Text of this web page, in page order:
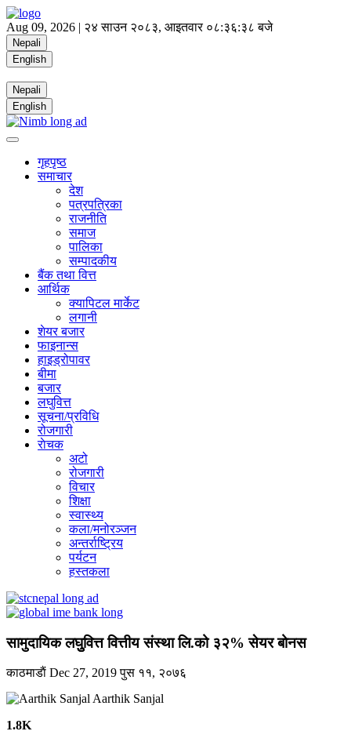
Aug 09, 2026 | २४ साउन २०८३, आइतवार ०८:३६:३८ बजे
Nepali
English
Nepali
English
गृहपृष्ठ
समाचार
देश
पत्रपत्रिका
राजनीति
समाज
पालिका
सम्पादकीय
बैंक तथा वित्त
आर्थिक
क्यापिटल मार्केट
लगानी
शेयर बजार
फाइनान्स
हाइड्रोपावर
बीमा
बजार
लघुवित्त
सूचना/प्रविधि
रोजगारी
राेचक
अटो
रोजगारी
विचार
शिक्षा
स्वास्थ्य
कला/मनोरञ्जन
अन्तर्राष्ट्रिय
पर्यटन
हस्तकला
सामुदायिक लघुुवित्त वित्तीय संस्था लि.को ३२% सेयर बोनस
काठमाडाैं Dec 27, 2019पुस ११, २०७६
Aarthik Sanjal
1.8K